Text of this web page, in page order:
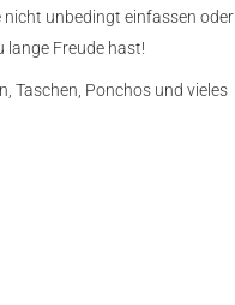
unbedingt einfassen oder
lange Freude hast!
Taschen, Ponchos und vieles